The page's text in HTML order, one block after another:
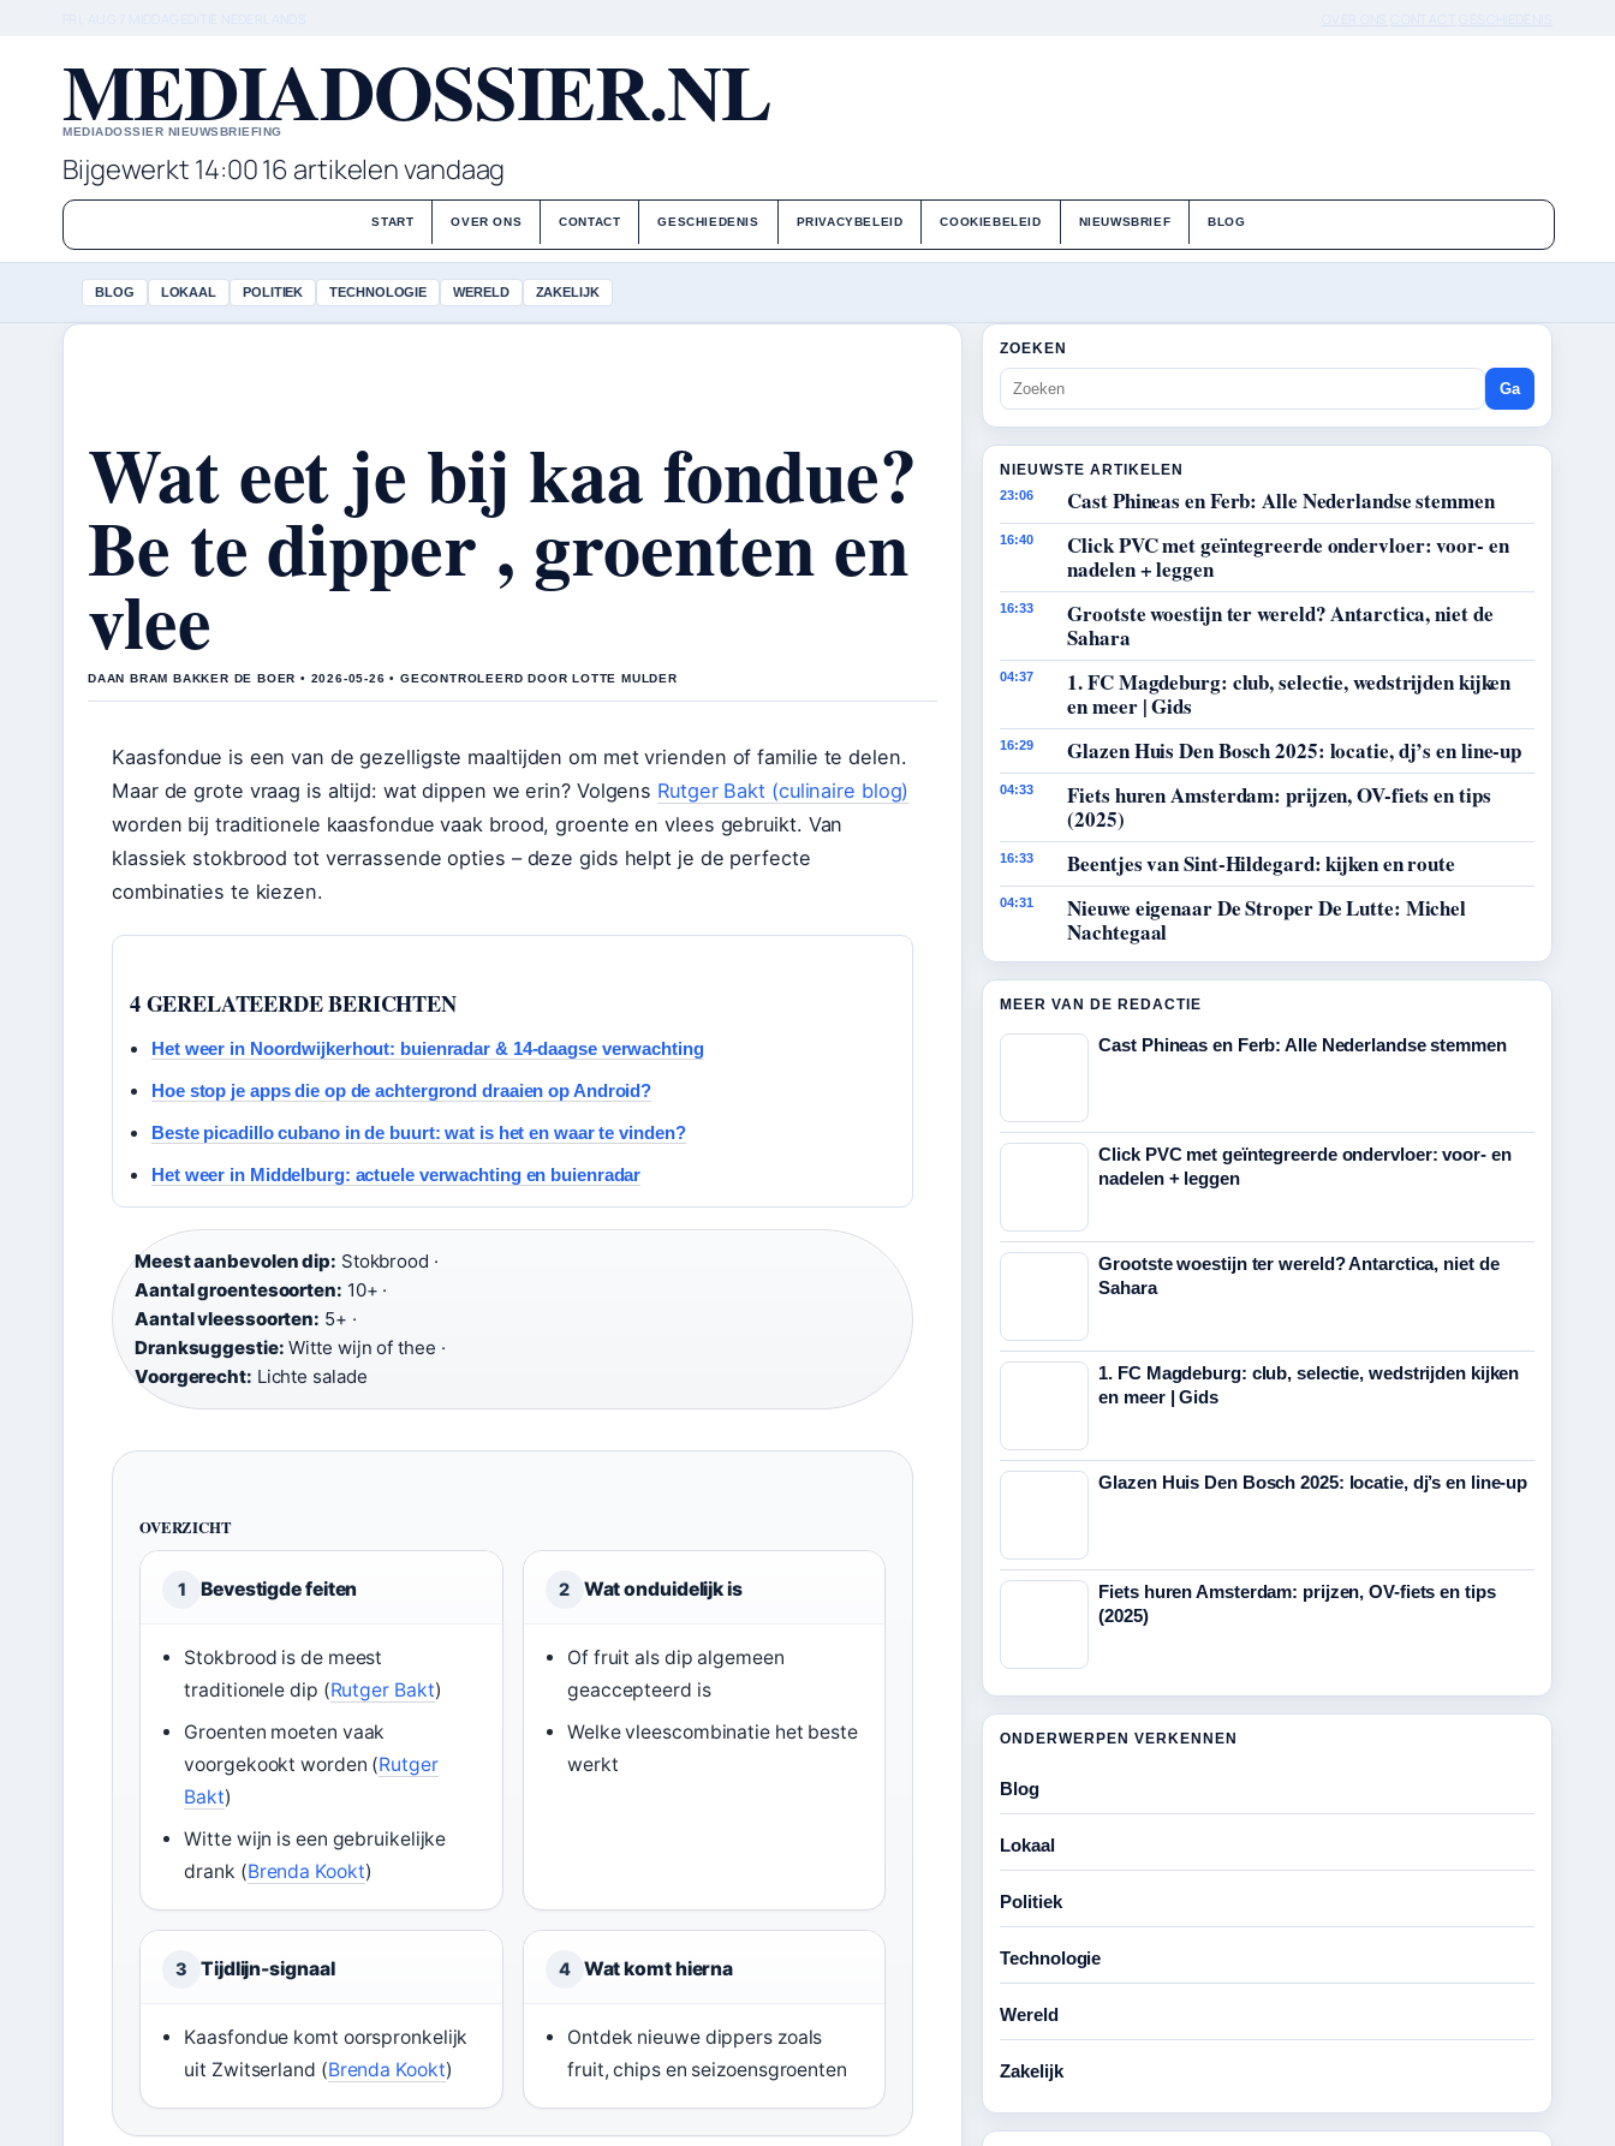
FRI, AUG 7 MIDDAGEDITIE NEDERLANDS OVER ONS CONTACT
MEDIADOSSIER.NL
MEDIADOSSIER NIEUWSBRIEFING
Bijgewerkt 14:0016 artikelen vandaag
START OVER ONS CONTACT GESCHIEDENIS PRIVACYBELEID COOKIEBELEID NIEUWSBRIEF BLOG
BLOG LOKAAL POLITIEK TECHNOLOGIE WERELD ZAKELIJK
Wat eet je bij kaa fondue?
Be te dipper , groenten en
vlee
DAAN BRAM BAKKER DE BOER • 2026-05-26 • GECONTROLEERD DOOR LOTTE MULDER
Kaasfondue is een van de gezelligste maaltijden om met vrienden of familie te delen.
Maar de grote vraag is altijd: wat dippen we erin? Volgens Rutger Bakt (culinaire blog)
worden bij traditionele kaasfondue vaak brood, groente en vlees gebruikt. Van
klassiek stokbrood tot verrassende opties – deze gids helpt je de perfecte
combinaties te kiezen.
4 GERELATEERDE BERICHTEN
Het weer in Noordwijkerhout: buienradar & 14-daagse verwachting
Hoe stop je apps die op de achtergrond draaien op Android?
Beste picadillo cubano in de buurt: wat is het en waar te vinden?
Het weer in Middelburg: actuele verwachting en buienradar
Meest aanbevolen dip: Stokbrood ·
Aantal groentesoorten: 10+ ·
Aantal vleessoorten: 5+ ·
Dranksuggestie: Witte wijn of thee ·
Voorgerecht: Lichte salade
OVERZICHT
1 Bevestigde feiten
Stokbrood is de meest
traditionele dip (Rutger Bakt)
Groenten moeten vaak
voorgekookt worden (Rutger
Bakt)
Witte wijn is een gebruikelijke
drank (Brenda Kookt)
2 Wat onduidelijk is
Of fruit als dip algemeen
geaccepteerd is
Welke vleescombinatie het beste
werkt
3 Tijdlijn-signaal
Kaasfondue komt oorspronkelijk
uit Zwitserland (Brenda Kookt)
4 Wat komt hierna
Ontdek nieuwe dippers zoals
fruit, chips en seizoensgroenten
ZOEKEN
Ga
NIEUWSTE ARTIKELEN
23:06 Cast Phineas en Ferb: Alle Nederlandse stemmen
16:40
Click PVC met geïntegreerde ondervloer: voor- en
nadelen + leggen
16:33
Grootste woestijn ter wereld? Antarctica, niet de
Sahara
04:37
1. FC Magdeburg: club, selectie, wedstrijden kijken
en meer | Gids
16:29 Glazen Huis Den Bosch 2025: locatie, dj’s en line-up
04:33
Fiets huren Amsterdam: prijzen, OV-fiets en tips
(2025)
16:33 Beentjes van Sint-Hildegard: kijken en route
04:31
Nieuwe eigenaar De Stroper De Lutte: Michel
Nachtegaal
MEER VAN DE REDACTIE
Cast Phineas en Ferb: Alle Nederlandse stemmen
Click PVC met geïntegreerde ondervloer: voor- en
nadelen + leggen
Grootste woestijn ter wereld? Antarctica, niet de
Sahara
1. FC Magdeburg: club, selectie, wedstrijden kijken
en meer | Gids
Glazen Huis Den Bosch 2025: locatie, dj’s en line-up
Fiets huren Amsterdam: prijzen, OV-fiets en tips
(2025)
ONDERWERPEN VERKENNEN
Blog
Lokaal
Politiek
Technologie
Wereld
Zakelijk